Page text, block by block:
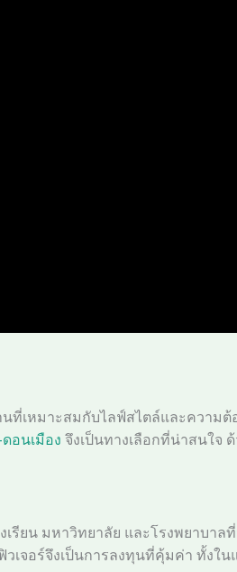
เหมาะสมกับไลฟ์สไตล์และความ
อนเมือง จึงเป็นทางเลือกที่น่าสนใจ
เรียน มหาวิทยาลัย และโรงพยาบ
จอร์จึงเป็นการลงทุนที่คุ้มค่า ทั้งใ